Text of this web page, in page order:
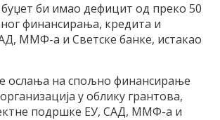
буџет би имао дефицит од преко 50
финансирања, кредита и
ММФ-а и Светске банке, истакао
ослања на спољно финансирање
у облику грантова,
подршке ЕУ, САД, ММФ-а и